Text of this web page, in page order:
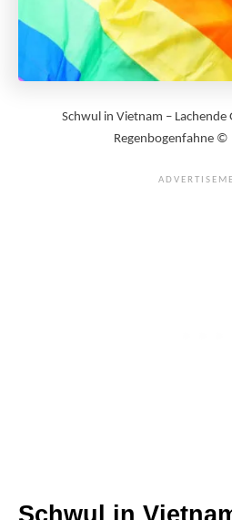
Schwul in Vietnam –
Regenbogenfahne ©
Schwul in